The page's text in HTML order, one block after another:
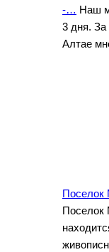
-… Наш
3 дня. За
Алтае
Поселок
Поселок